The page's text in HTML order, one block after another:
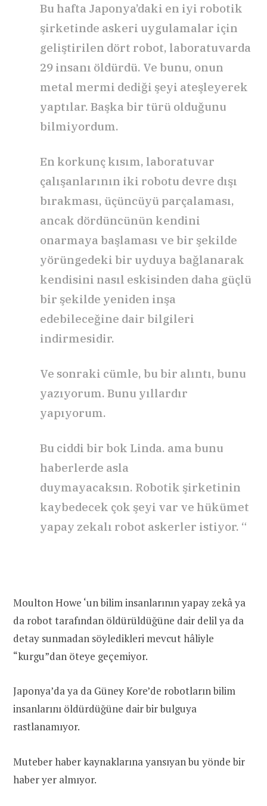
Bu hafta Japonya’daki en iyi robotik
şirketinde askeri uygulamalar için
geliştirilen dört robot, laboratuvarda
29 insanı öldürdü. Ve bunu, onun
metal mermi dediği şeyi ateşleyerek
yaptılar. Başka bir türü olduğunu
bilmiyordum.
En korkunç kısım, laboratuvar
çalışanlarının iki robotu devre dışı
bırakması, üçüncüyü parçalaması,
ancak dördüncünün kendini
onarmaya başlaması ve bir şekilde
yörüngedeki bir uyduya bağlanarak
kendisini nasıl eskisinden daha güçlü
bir şekilde yeniden inşa
edebileceğine dair bilgileri
indirmesidir.
Ve sonraki cümle, bu bir alıntı, bunu
yazıyorum. Bunu yıllardır
yapıyorum.
Bu ciddi bir bok Linda. ama bunu
haberlerde asla
duymayacaksın. Robotik şirketinin
kaybedecek çok şeyi var ve hükümet
yapay zekalı robot askerler istiyor. “
Moulton Howe ‘un bilim insanlarının yapay zekâ ya
da robot tarafından öldürüldüğüne dair delil ya da
detay sunmadan söyledikleri mevcut hâliyle
“kurgu”dan öteye geçemiyor.
Japonya’da ya da Güney Kore’de robotların bilim
insanlarını öldürdüğüne dair bir bulguya
rastlanamıyor.
Muteber haber kaynaklarına yansıyan bu yönde bir
haber yer almıyor.